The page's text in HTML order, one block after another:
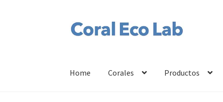
Ir
Ir
al
Home Corales Productos